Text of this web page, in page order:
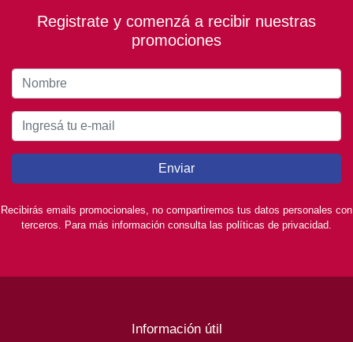
Registrate y comenzá a recibir nuestras
promociones
Enviar
Recibirás emails promocionales, no compartiremos tus datos personales con
terceros. Para más información consulta las políticas de privacidad.
Información útil